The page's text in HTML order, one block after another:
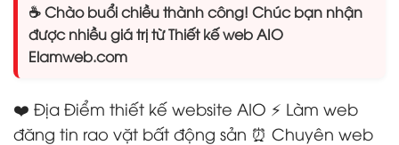
☕ Chào buổi chiều thành công! Chúc bạn nhận
được nhiều giá trị từ Thiết kế web AIO
Elamweb.com
❤️ Địa Điểm thiết kế website AIO ⚡ Làm web
đăng tin rao vặt bất động sản ⏰ Chuyên web